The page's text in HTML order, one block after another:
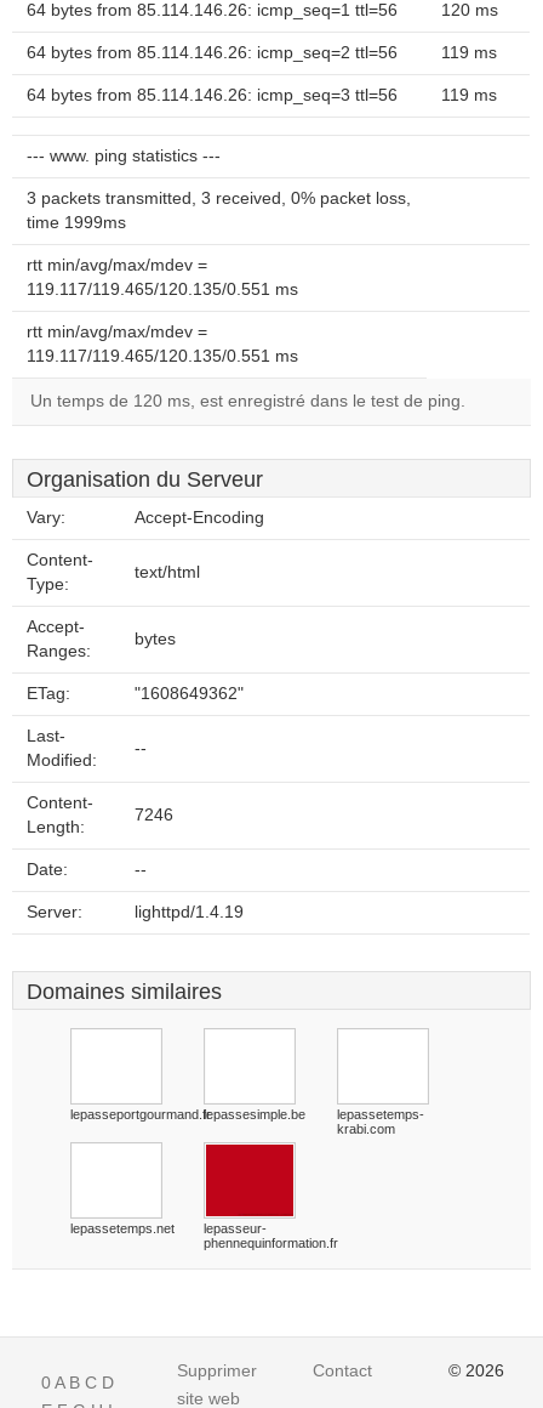
64 bytes from 85.114.146.26: icmp_seq=1 ttl=56 120 ms
64 bytes from 85.114.146.26: icmp_seq=2 ttl=56 119 ms
64 bytes from 85.114.146.26: icmp_seq=3 ttl=56 119 ms
--- www. ping statistics ---
3 packets transmitted, 3 received, 0% packet loss,
time 1999ms
rtt min/avg/max/mdev =
119.117/119.465/120.135/0.551 ms
rtt min/avg/max/mdev =
119.117/119.465/120.135/0.551 ms
Un temps de 120 ms, est enregistré dans le test de ping.
Organisation du Serveur
Vary: Accept-Encoding
Content-
Type:
text/html
Accept-
Ranges:
bytes
ETag: "1608649362"
Last-
Modified:
--
Content-
Length:
7246
Date: --
Server: lighttpd/1.4.19
Domaines similaires
lepasseportgourmand.frlepassesimple.be
lepassetemps-
krabi.com
lepassetemps.net
lepasseur-
phennequinformation.fr
0A B C D
Supprimer
site web
Contact © 2026